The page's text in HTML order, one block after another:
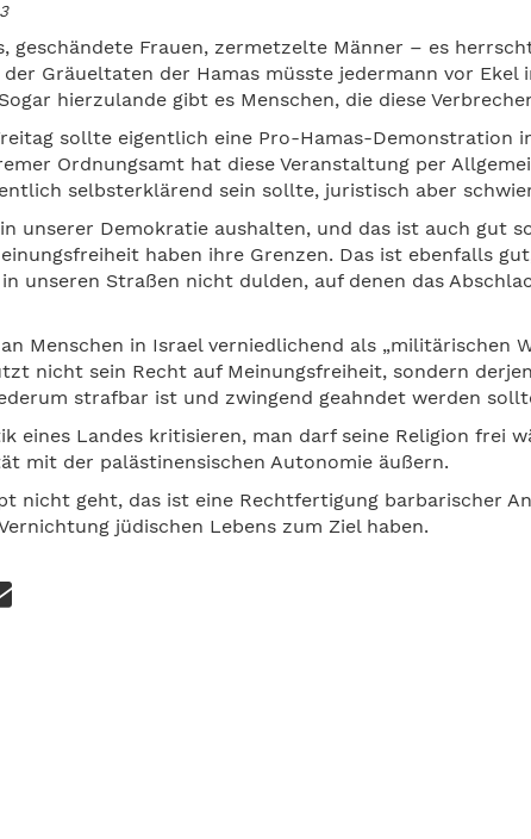
geschändete Frauen, zermetzelte Männer – es
Gräueltaten der Hamas müsste jedermann vor Ekel
hierzulande gibt es Menschen, die diese
sollte eigentlich eine Pro-Hamas-Demonstration
Ordnungsamt hat diese Veranstaltung per
selbsterklärend sein sollte, juristisch aber
unserer Demokratie aushalten, und das ist auch gut
haben ihre Grenzen. Das ist ebenfalls
unseren Straßen nicht dulden, auf denen das
Menschen in Israel verniedlichend als „militärischen
nicht sein Recht auf Meinungsfreiheit, sondern
strafbar ist und zwingend geahndet werden
eines Landes kritisieren, man darf seine Religion frei
mit der palästinensischen Autonomie äußern.
nicht geht, das ist eine Rechtfertigung barbarischer
jüdischen Lebens zum Ziel haben.